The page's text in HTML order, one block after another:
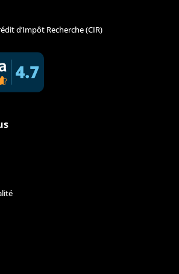
d’Impôt Recherche (CIR)